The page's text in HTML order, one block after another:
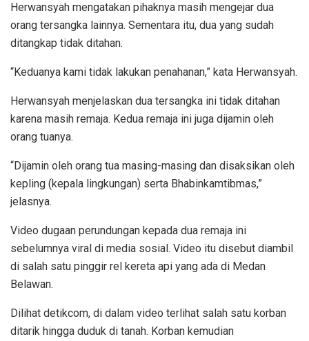
Herwansyah mengatakan pihaknya masih mengejar dua
orang tersangka lainnya. Sementara itu, dua yang sudah
ditangkap tidak ditahan.
“Keduanya kami tidak lakukan penahanan,” kata Herwansyah.
Herwansyah menjelaskan dua tersangka ini tidak ditahan
karena masih remaja. Kedua remaja ini juga dijamin oleh
orang tuanya.
“Dijamin oleh orang tua masing-masing dan disaksikan oleh
kepling (kepala lingkungan) serta Bhabinkamtibmas,”
jelasnya.
Video dugaan perundungan kepada dua remaja ini
sebelumnya viral di media sosial. Video itu disebut diambil
di salah satu pinggir rel kereta api yang ada di Medan
Belawan.
Dilihat detikcom, di dalam video terlihat salah satu korban
ditarik hingga duduk di tanah. Korban kemudian